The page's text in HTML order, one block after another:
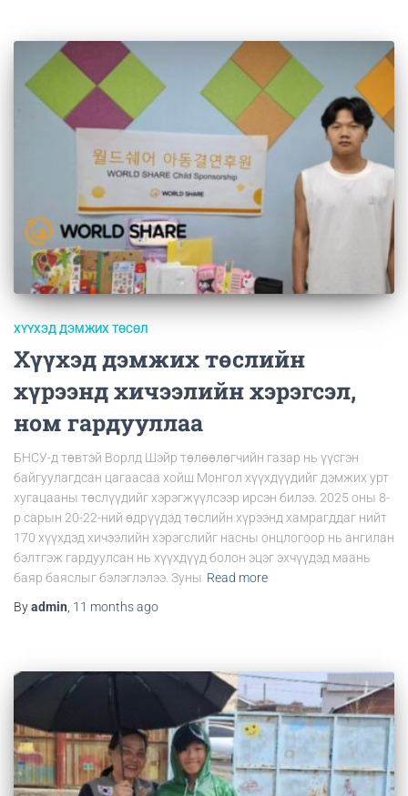
ХҮҮХЭД ДЭМЖИХ ТӨСӨЛ
Хүүхэд дэмжих төслийн
хүрээнд хичээлийн хэрэгсэл,
ном гардууллаа
БНСУ-д төвтэй Ворлд Шэйр төлөөлөгчийн газар нь үүсгэн
байгуулагдсан цагаасаа хойш Монгол хүүхдүүдийг дэмжих урт
хугацааны төслүүдийг хэрэгжүүлсээр ирсэн билээ. 2025 оны 8-
р сарын 20-22-ний өдрүүдэд төслийн хүрээнд хамрагддаг нийт
170 хүүхдэд хичээлийн хэрэгслийг насны онцлогоор нь ангилан
бэлтгэж гардуулсан нь хүүхдүүд болон эцэг эхчүүдэд маань
баяр баяслыг бэлэглэлээ. Зуны Read more
Byadmin, 11 monthsago